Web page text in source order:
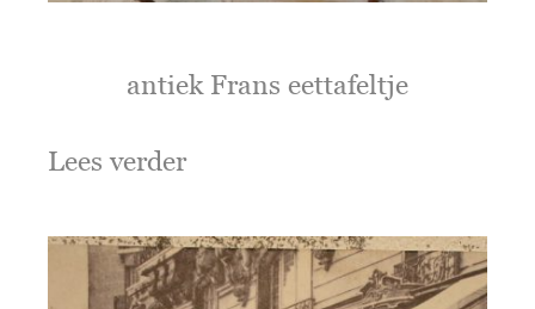
antiek Frans eettafeltje
Lees verder